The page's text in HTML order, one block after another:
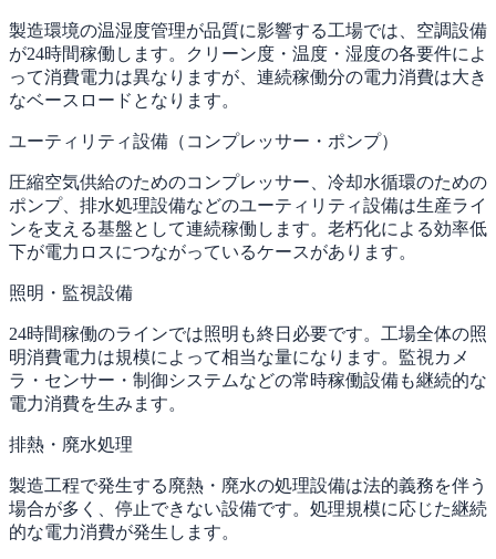
製造環境の温湿度管理が品質に影響する工場では、空調設備
が24時間稼働します。クリーン度・温度・湿度の各要件によ
って消費電力は異なりますが、連続稼働分の電力消費は大き
なベースロードとなります。
ユーティリティ設備（コンプレッサー・ポンプ）
圧縮空気供給のためのコンプレッサー、冷却水循環のための
ポンプ、排水処理設備などのユーティリティ設備は生産ライ
ンを支える基盤として連続稼働します。老朽化による効率低
下が電力ロスにつながっているケースがあります。
照明・監視設備
24時間稼働のラインでは照明も終日必要です。工場全体の照
明消費電力は規模によって相当な量になります。監視カメ
ラ・センサー・制御システムなどの常時稼働設備も継続的な
電力消費を生みます。
排熱・廃水処理
製造工程で発生する廃熱・廃水の処理設備は法的義務を伴う
場合が多く、停止できない設備です。処理規模に応じた継続
的な電力消費が発生します。